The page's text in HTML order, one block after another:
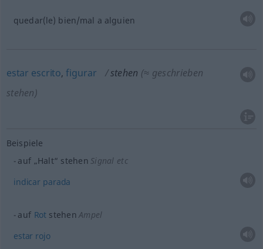
quedar(le) bien/mal a alguien
estar escrito,figurar stehen (≈ geschrieben
stehen)
Beispiele
auf „Halt“ stehen Signal etc
indicar parada
auf Rot stehen Ampel
estar rojo